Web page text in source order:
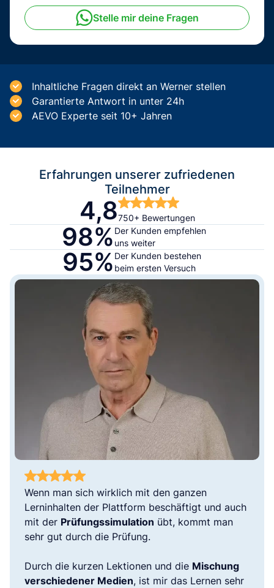
Stelle mir deine Fragen
Inhaltliche Fragen direkt an Werner stellen
Garantierte Antwort in unter 24h
AEVO Experte seit 10+ Jahren
Erfahrungen unserer zufriedenen
Teilnehmer
4,8750+ Bewertungen
98% Der Kunden empfehlen
uns weiter
95% Der Kunden bestehen
beim ersten Versuch
Wenn man sich wirklich mit den ganzen
Lerninhalten der Plattform beschäftigt und auch
mit der Prüfungssimulation übt, kommt man
sehr gut durch die Prüfung.
Durch die kurzen Lektionen und die Mischung
verschiedener Medien, ist mir das Lernen sehr